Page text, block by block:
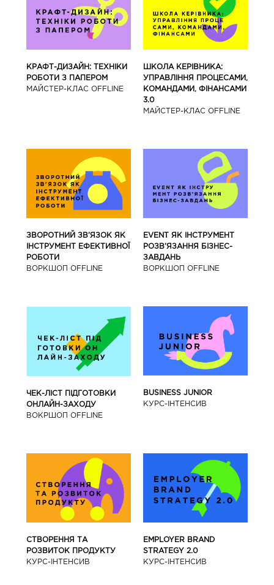
КРАФТ-ДИЗАЙН: ТЕХНІКИ
РОБОТИ З ПАПЕРОМ
МАЙCТЕР-КЛАС OFFLINE
ШКОЛА КЕРІВНИКА:
УПРАВЛІННЯ ПРОЦЕСАМИ,
КОМАНДАМИ, ФІНАНСАМИ
3.0
МАЙCТЕР-КЛАС OFFLINE
ЗВОРОТНИЙ ЗВ’ЯЗОК ЯК
ІНСТРУМЕНТ ЕФЕКТИВНОЇ
РОБОТИ
ВОРКШОП OFFLINE
EVENT ЯК ІНСТРУМЕНТ
РОЗВ’ЯЗАННЯ БІЗНЕС-
ЗАВДАНЬ
ВОРКШОП OFFLINE
ЧЕК-ЛІСТ ПІДГОТОВКИ
ОНЛАЙН-ЗАХОДУ
ВОКРШОП OFFLINE
BUSINESS JUNIOR
КУРС-IНТЕНСИВ
СТВОРЕННЯ ТА
РОЗВИТОК ПРОДУКТУ
КУРС-IНТЕНСИВ
EMPLOYER BRAND
STRATEGY 2.0
КУРС-IНТЕНСИВ